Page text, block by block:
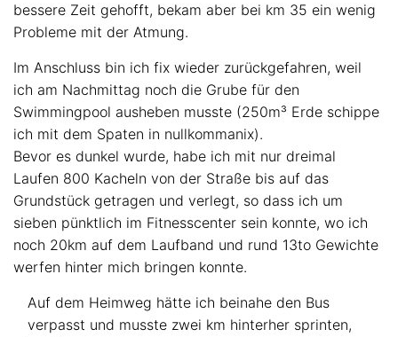
N
bessere Zeit gehofft, bekam aber bei km 35 ein wenig
Probleme mit der Atmung.
Im Anschluss bin ich fix wieder zurückgefahren, weil
ich am Nachmittag noch die Grube für den
Swimmingpool ausheben musste (250m³ Erde schippe
ich mit dem Spaten in nullkommanix).
Bevor es dunkel wurde, habe ich mit nur dreimal
Laufen 800 Kacheln von der Straße bis auf das
Grundstück getragen und verlegt, so dass ich um
sieben pünktlich im Fitnesscenter sein konnte, wo ich
noch 20km auf dem Laufband und rund 13to Gewichte
werfen hinter mich bringen konnte.
Auf dem Heimweg hätte ich beinahe den Bus
verpasst und musste zwei km hinterher sprinten,